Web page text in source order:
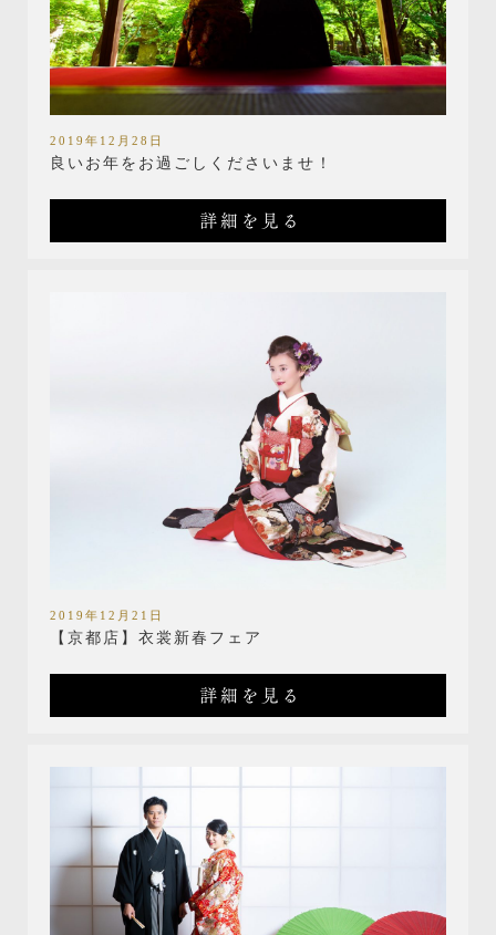
2019年12月28日
良いお年をお過ごしくださいませ！
2019年12月21日
【京都店】衣裳新春フェア